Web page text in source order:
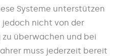
Systeme unterstützen
jedoch nicht von der
überwachen und bei
muss jederzeit bereit